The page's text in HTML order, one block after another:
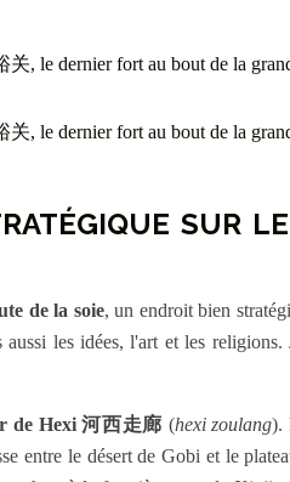
SUR
de la soie, un endroit bien
aussi les idées, l'art et les
de Hexi 河西走廊 (hexi zoulang).
entre le désert de Gobi et le